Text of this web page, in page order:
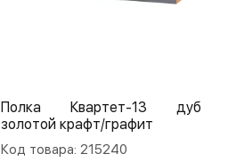
Полка Квартет-13 дуб
золотой крафт/графит
Код товара: 215240